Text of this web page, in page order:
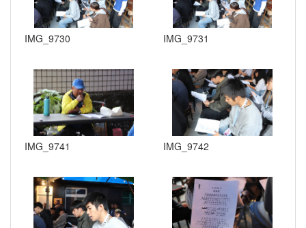
IMG_9730 IMG_9731
IMG_9741 IMG_9742